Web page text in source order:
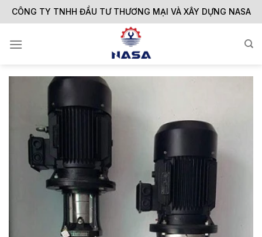
Skip
to
CÔNG TY TNHH ĐẦU TƯ THƯƠNG MẠI VÀ XÂY DỰNG NASA